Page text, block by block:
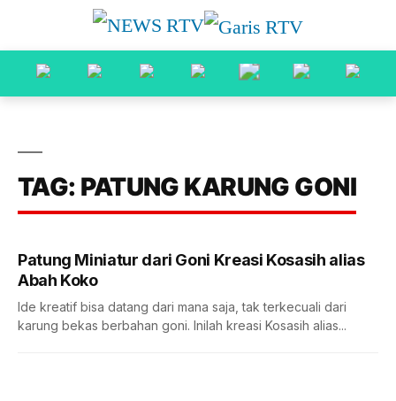
TAG: PATUNG KARUNG GONI
Patung Miniatur dari Goni Kreasi Kosasih alias
Abah Koko
Ide kreatif bisa datang dari mana saja, tak terkecuali dari
karung bekas berbahan goni. Inilah kreasi Kosasih alias...